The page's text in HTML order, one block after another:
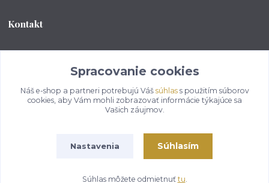
Kontakt
od 8:00 - do 16:00 hod
info@kotlikovesupravy.sk
Spracovanie cookies
Náš e-shop a partneri potrebujú Váš súhlass použitím súborov
cookies, aby Vám mohli zobrazovať informácie týkajúce sa
Vašich záujmov.
Nastavenia Súhlasím
Súhlas môžete odmietnuť tu